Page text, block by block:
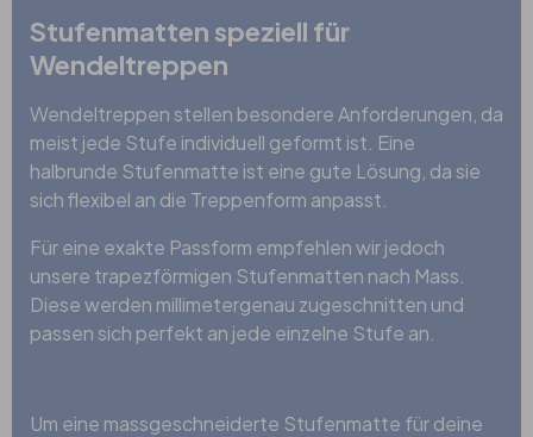
Stufenmatten speziell für
Wendeltreppen
Wendeltreppen stellen besondere Anforderungen, da
meist jede Stufe individuell geformt ist. Eine
halbrunde Stufenmatte ist eine gute Lösung, da sie
sich flexibel an die Treppenform anpasst.
Für eine exakte Passform empfehlen wir jedoch
unsere trapezförmigen Stufenmatten nach Mass.
Diese werden millimetergenau zugeschnitten und
passen sich perfekt an jede einzelne Stufe an.
Um eine massgeschneiderte Stufenmatte für deine